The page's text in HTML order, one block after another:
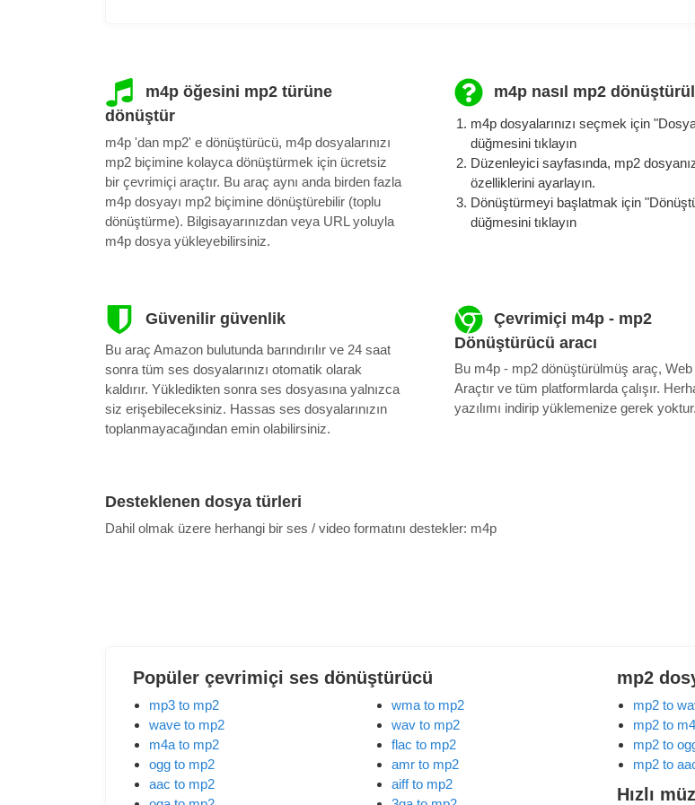
m4p öğesini mp2 türüne
dönüştür
m4p 'dan mp2' e dönüştürücü, m4p dosyalarınızı
mp2 biçimine kolayca dönüştürmek için ücretsiz
bir çevrimiçi araçtır. Bu araç aynı anda birden fazla
m4p dosyayı mp2 biçimine dönüştürebilir (toplu
dönüştürme). Bilgisayarınızdan veya URL yoluyla
m4p dosya yükleyebilirsiniz.
m4p nasıl mp2
m4p dosyalarınızı seçmek için
düğmesini tıklayın
Düzenleyici sayfasında, mp2
özelliklerini ayarlayın.
Dönüştürmeyi başlatmak için
düğmesini tıklayın
Güvenilir güvenlik
Bu araç Amazon bulutunda barındırılır ve 24 saat
sonra tüm ses dosyalarınızı otomatik olarak
kaldırır. Yükledikten sonra ses dosyasına yalnızca
siz erişebileceksiniz. Hassas ses dosyalarınızın
toplanmayacağından emin olabilirsiniz.
Çevrimiçi m4p - mp2
Dönüştürücü aracı
Bu m4p - mp2 dönüştürülmüş araç, Web
Araçtır ve tüm platformlarda çalışır.
yazılımı indirip yüklemenize gerek yoktur.
Desteklenen dosya türleri
Dahil olmak üzere herhangi bir ses / video formatını destekler: m4p
Popüler çevrimiçi ses dönüştürücü
mp3 to mp2
wave to mp2
m4a to mp2
ogg to mp2
aac to mp2
wma to mp2
wav to mp2
flac to mp2
amr to mp2
aiff to mp2
mp2
mp2 to
mp2 to
mp2 to
mp2 to
Hızlı